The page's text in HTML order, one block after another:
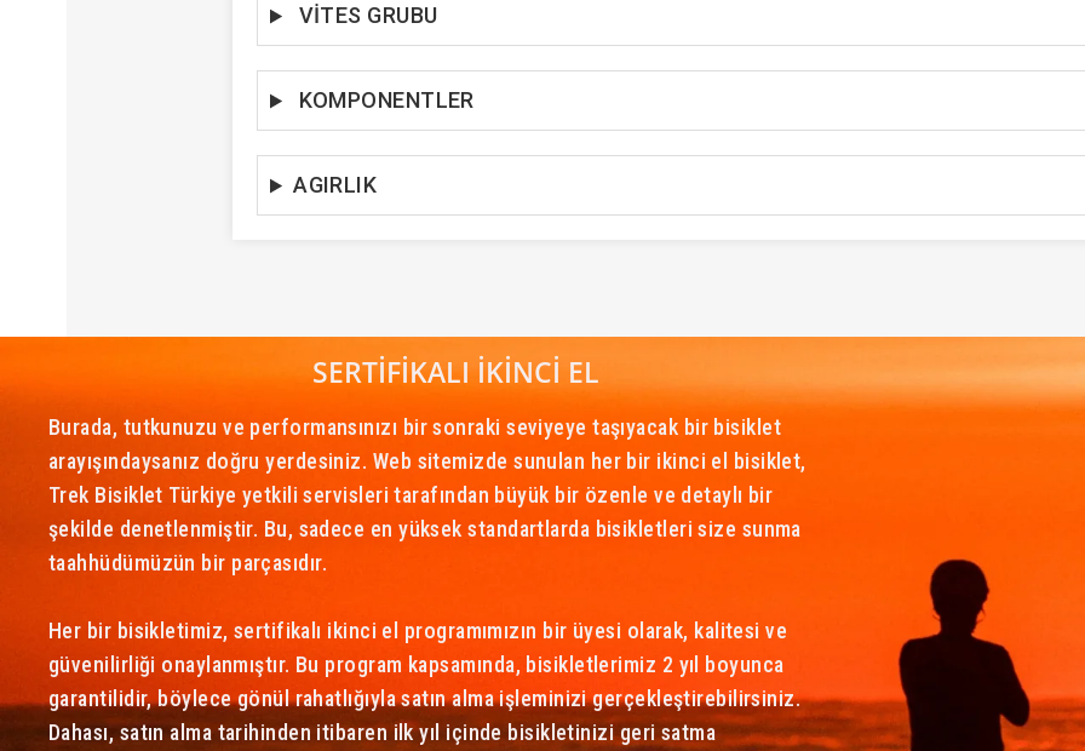
VİTES GRUBU
KOMPONENTLER
AGIRLIK
SERTIFIKALI IKINCI EL
Burada, tutkunuzu ve performansınızı bir sonraki seviyeye taşıyacak bir bisiklet
arayışındaysanız doğru yerdesiniz. Web sitemizde sunulan her bir ikinci el bisiklet,
Trek Bisiklet Türkiye yetkili servisleri tarafından büyük bir özenle ve detaylı bir
şekilde denetlenmiştir. Bu, sadece en yüksek standartlarda bisikletleri size sunma
taahhüdümüzün bir parçasıdır.
Her bir bisikletimiz, sertifikalı ikinci el programımızın bir üyesi olarak, kalitesi ve
güvenilirliği onaylanmıştır. Bu program kapsamında, bisikletlerimiz 2 yıl boyunca
garantilidir, böylece gönül rahatlığıyla satın alma işleminizi gerçekleştirebilirsiniz.
Dahası, satın alma tarihinden itibaren ilk yıl içinde bisikletinizi geri satma